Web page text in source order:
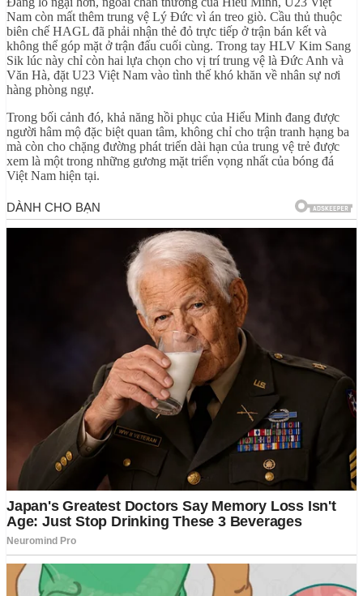
Nam còn mất thêm trung vệ Lý Đức vì án treo giò. Cầu thủ thuộc
biên chế HAGL đã phải nhận thẻ đỏ trực tiếp ở trận bán kết và
không thể góp mặt ở trận đấu cuối cùng. Trong tay HLV Kim Sang
Sik lúc này chỉ còn hai lựa chọn cho vị trí trung vệ là Đức Anh và
Văn Hà, đặt U23 Việt Nam vào tình thế khó khăn về nhân sự nơi
hàng phòng ngự.
Trong bối cảnh đó, khả năng hồi phục của Hiểu Minh đang được
người hâm mộ đặc biệt quan tâm, không chỉ cho trận tranh hạng ba
mà còn cho chặng đường phát triển dài hạn của trung vệ trẻ được
xem là một trong những gương mặt triển vọng nhất của bóng đá
Việt Nam hiện tại.